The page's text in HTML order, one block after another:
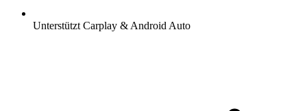
Unterstützt Carplay & Android Auto